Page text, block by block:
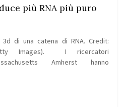
più RNA più puro
3d di una catena di RNA. Credit:
Images). I ricercatori
Amherst hanno